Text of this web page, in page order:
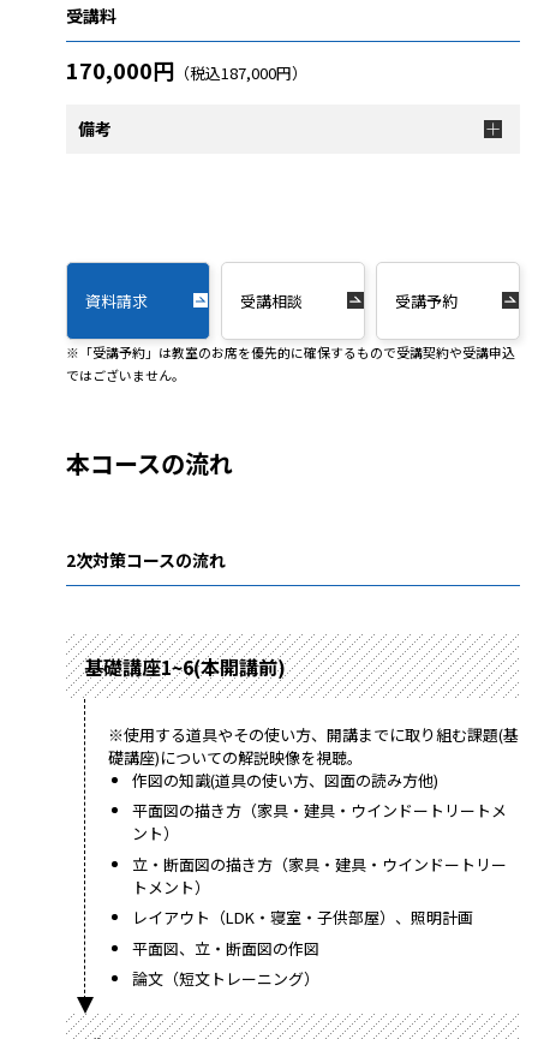
受講料
170,000円 （税込187,000円）
備考
資料請求 受講相談 受講予約
※「受講予約」は教室のお席を優先的に確保するもので受講契約や受講申込
ではございません。
本コースの流れ
2次対策コースの流れ
基礎講座1~6(本開講前)
※使用する道具やその使い方、開講までに取り組む課題(基
礎講座)についての解説映像を視聴。
作図の知識(道具の使い方、図面の読み方他)
平面図の描き方（家具・建具・ウインドートリートメ
ント）
立・断面図の描き方（家具・建具・ウインドートリー
トメント）
レイアウト（LDK・寝室・子供部屋）、照明計画
平面図、立・断面図の作図
論文（短文トレーニング）